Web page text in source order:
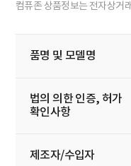
컴퓨존 상품정보는 전자상거
품명 및 모델명
법의 의한 인증, 허가
확인사항
제조자/수입자